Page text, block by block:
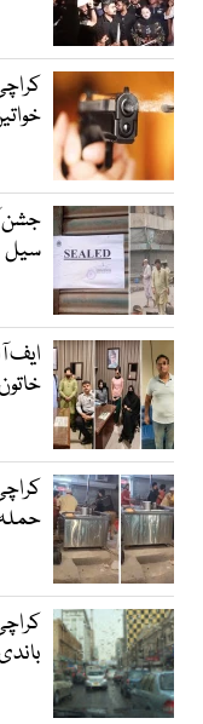
خواتین
جشن
سیل
ایف
خاتون
حملہ